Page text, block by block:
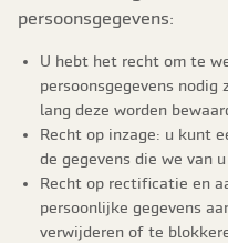
persoonsgegevens:
U hebt het recht om te
persoonsgegevens
lang deze worden
Recht op inzage: u kunt
de gegevens die we van
Recht op rectificatie en
persoonlijke gegevens
verwijderen of te